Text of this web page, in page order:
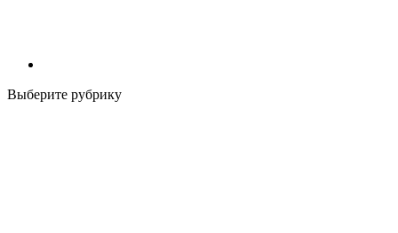
Выберите рубрику